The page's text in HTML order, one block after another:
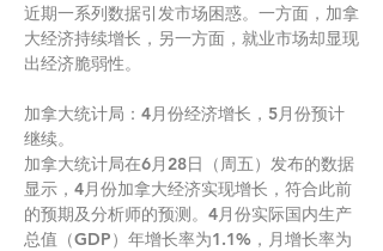
近期一系列数据引发市场困惑。一方面，加拿
大经济持续增长，另一方面，就业市场却显现
出经济脆弱性。
加拿大统计局：4月份经济增长，5月份预计
继续。
加拿大统计局在6月28日（周五）发布的数据
显示，4月份加拿大经济实现增长，符合此前
的预期及分析师的预测。4月份实际国内生产
总值（GDP）年增长率为1.1%，月增长率为